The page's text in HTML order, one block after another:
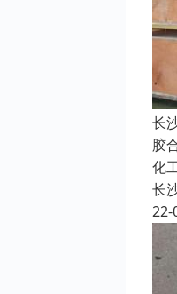
长
胶
化
长
22-